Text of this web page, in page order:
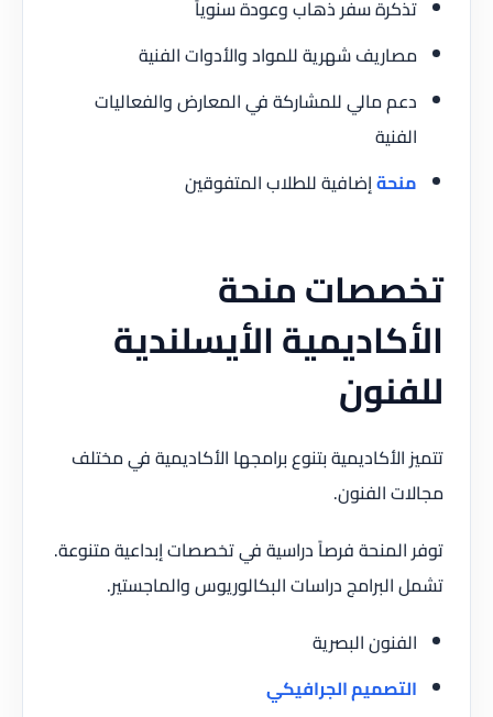
تذكرة سفر ذهاب وعودة سنوياً
مصاريف شهرية للمواد والأدوات الفنية
دعم مالي للمشاركة في المعارض والفعاليات
الفنية
منحةإضافية للطلاب المتفوقين
تخصصات منحة
الأكاديمية الأيسلندية
للفنون
تتميز الأكاديمية بتنوع برامجها الأكاديمية في مختلف
مجالات الفنون.
توفر المنحة فرصاً دراسية في تخصصات إبداعية متنوعة.
تشمل البرامج دراسات البكالوريوس والماجستير.
الفنون البصرية
التصميم الجرافيكي